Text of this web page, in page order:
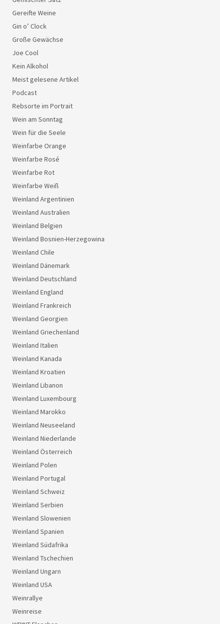
Gereifte Weine
Gin o’ Clock
Große Gewächse
Joe Cool
Kein Alkohol
Meist gelesene Artikel
Podcast
Rebsorte im Portrait
Wein am Sonntag
Wein für die Seele
Weinfarbe Orange
Weinfarbe Rosé
Weinfarbe Rot
Weinfarbe Weiß
Weinland Argentinien
Weinland Australien
Weinland Belgien
Weinland Bosnien-Herzegowina
Weinland Chile
Weinland Dänemark
Weinland Deutschland
Weinland England
Weinland Frankreich
Weinland Georgien
Weinland Griechenland
Weinland Italien
Weinland Kanada
Weinland Kroatien
Weinland Libanon
Weinland Luxembourg
Weinland Marokko
Weinland Neuseeland
Weinland Niederlande
Weinland Österreich
Weinland Polen
Weinland Portugal
Weinland Schweiz
Weinland Serbien
Weinland Slowenien
Weinland Spanien
Weinland Südafrika
Weinland Tschechien
Weinland Ungarn
Weinland USA
Weinrallye
Weinreise